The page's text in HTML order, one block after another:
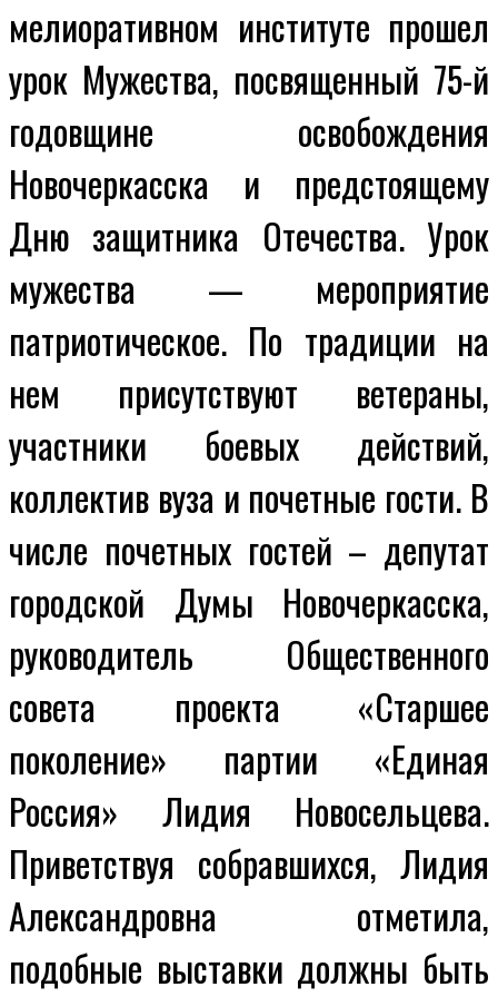
мелиоративном институте прошел
урок Мужества, посвященный 75-й
годовщине освобождения
Новочеркасска и предстоящему
Дню защитника Отечества. Урок
мужества — мероприятие
патриотическое. По традиции на
нем присутствуют ветераны,
участники боевых действий,
коллектив вуза и почетные гости. В
числе почетных гостей – депутат
городской Думы Новочеркасска,
руководитель Общественного
совета проекта «Старшее
поколение» партии «Единая
Россия» Лидия Новосельцева.
Приветствуя собравшихся, Лидия
Александровна отметила,
подобные выставки должны быть